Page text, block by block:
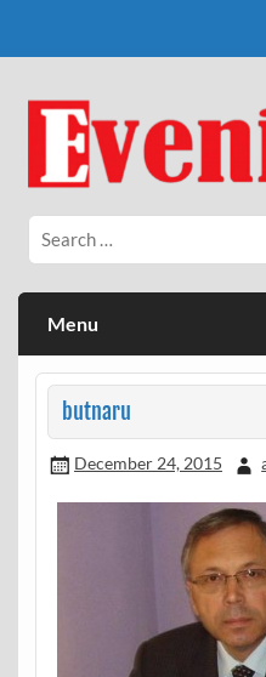
Eveniment
Menu
butnaru
December 24, 2015